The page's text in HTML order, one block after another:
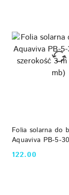
Folia solarna do
Aquaviva PB-5-
szerokość 3 m (
mb)
Cena:
122.00